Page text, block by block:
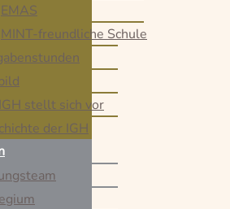
EMAS
MINT-freundliche Schule
stellt sich vor
der IGH